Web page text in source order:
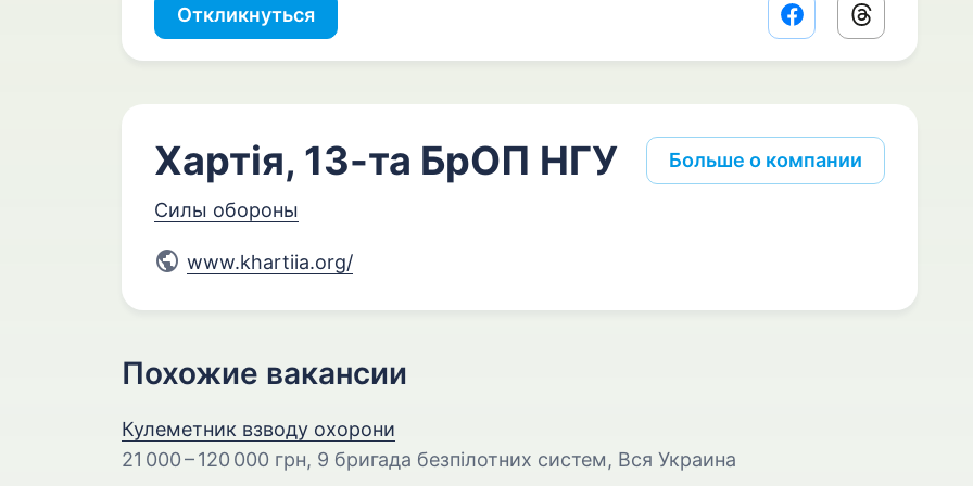
Откликнуться Facebook share link
Threads
Хартія, 13-та БрОП НГУ
Силы обороны
Больше о компании
www.khartiia.org/
Похожие вакансии
Кулеметник взводу охорони
21 000 – 120 000 грн, 9 бригада безпілотних систем, Вся Украина